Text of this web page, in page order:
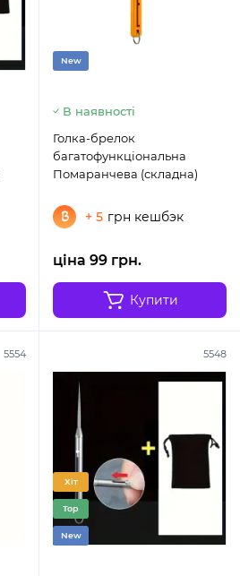
New
В наявності
Голка-брелок
багатофункціональна
Помаранчева (складна)
+ 5 грн кешбэк
ціна 99 грн.
Купити
5554 5548
Хіт
Top
New